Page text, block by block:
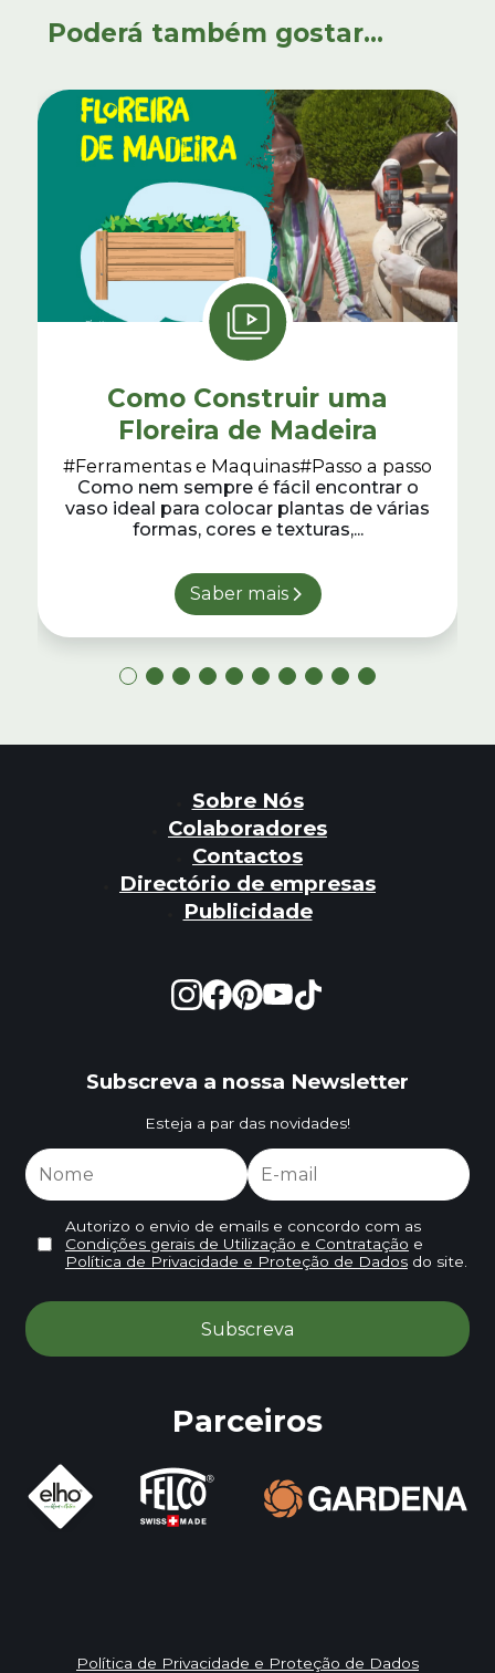
Poderá também gostar...
Como Construir uma
Floreira de Madeira
#Ferramentas e Maquinas#Passo a passo
Como nem sempre é fácil encontrar o
vaso ideal para colocar plantas de várias
formas, cores e texturas,...
Saber mais
Sobre Nós
Colaboradores
Contactos
Directório de empresas
Publicidade
Subscreva a nossa Newsletter
Esteja a par das novidades!
Autorizo o envio de emails e concordo com as
Condições gerais de Utilização e Contratação e
Política de Privacidade e Proteção de Dadosdo site.
Parceiros
Política de Privacidade e Proteção de Dados